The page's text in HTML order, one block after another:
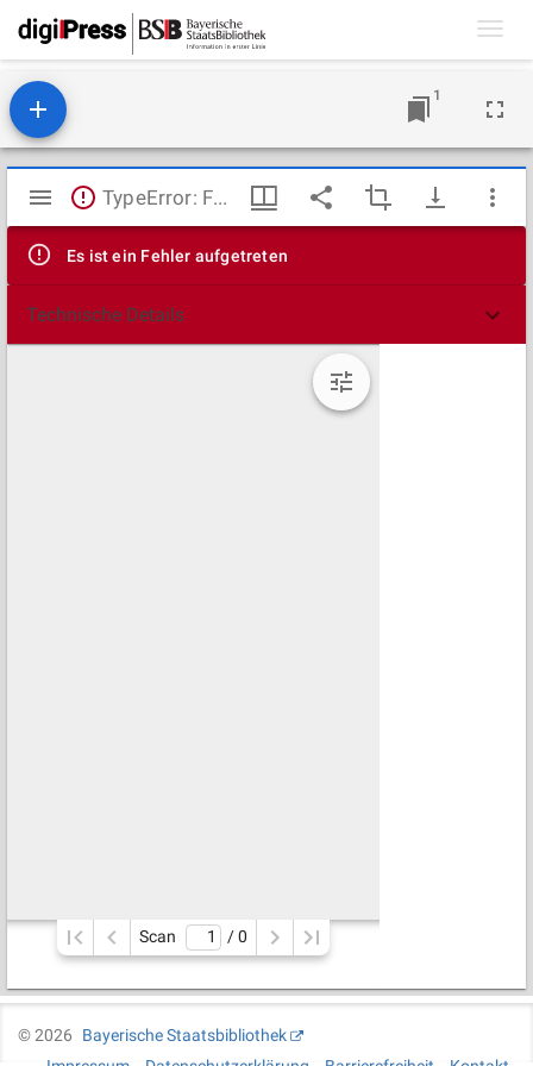
1
Mirador
Viewer
TypeError: Failed to fetch
Es ist ein Fehler aufgetreten
Technische Details
Scan / 0
©2026
Bayerische Staatsbibliothek